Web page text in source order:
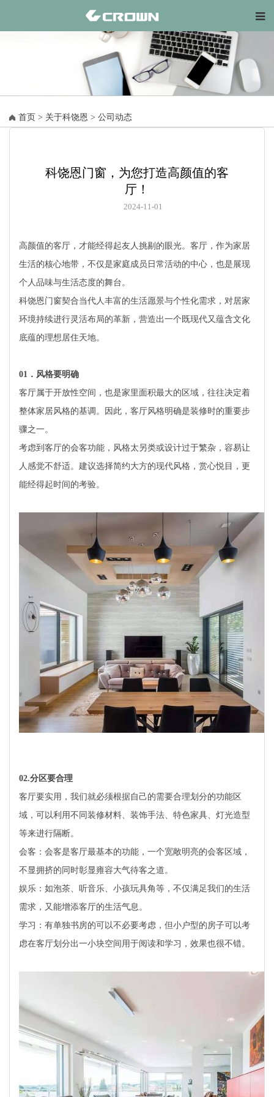
首页 > 关于科饶恩 > 公司动态
科饶恩门窗，为您打造高颜值的客
厅！
2024-11-01
高颜值的客厅，才能经得起友人挑剔的眼光。客厅，作为家居
生活的核心地带，不仅是家庭成员日常活动的中心，也是展现
个人品味与生活态度的舞台。
科饶恩门窗契合当代人丰富的生活愿景与个性化需求，对居家
环境持续进行灵活布局的革新，营造出一个既现代又蕴含文化
底蕴的理想居住天地。
01 ．风格要明确
客厅属于开放性空间，也是家里面积最大的区域，往往决定着
整体家居风格的基调。因此，客厅风格明确是装修时的重要步
骤之一。
考虑到客厅的会客功能，风格太另类或设计过于繁杂，容易让
人感觉不舒适。建议选择简约大方的现代风格，赏心悦目，更
能经得起时间的考验。
02.分区要合理
客厅要实用，我们就必须根据自己的需要合理划分的功能区
域，可以利用不同装修材料、装饰手法、特色家具、灯光造型
等来进行隔断。
会客：会客是客厅最基本的功能，一个宽敞明亮的会客区域，
不显拥挤的同时彰显雍容大气待客之道。
娱乐：如泡茶、听音乐、小孩玩具角等，不仅满足我们的生活
需求，又能增添客厅的生活气息。
学习：有单独书房的可以不必要考虑，但小户型的房子可以考
虑在客厅划分出一小块空间用于阅读和学习，效果也很不错。